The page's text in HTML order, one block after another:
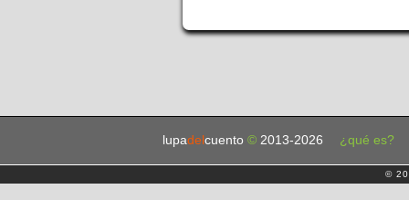
lupadelcuento©2013-2026 ¿qué es?
©